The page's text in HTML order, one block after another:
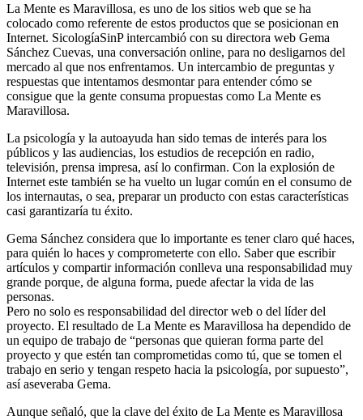
La Mente es Maravillosa, es uno de los sitios web que se ha
colocado como referente de estos productos que se posicionan en
Internet. SicologíaSinP intercambió con su directora web Gema
Sánchez Cuevas, una conversación online, para no desligarnos del
mercado al que nos enfrentamos. Un intercambio de preguntas y
respuestas que intentamos desmontar para entender cómo se
consigue que la gente consuma propuestas como La Mente es
Maravillosa.
La psicología y la autoayuda han sido temas de interés para los
públicos y las audiencias, los estudios de recepción en radio,
televisión, prensa impresa, así lo confirman. Con la explosión de
Internet este también se ha vuelto un lugar común en el consumo de
los internautas, o sea, preparar un producto con estas características
casi garantizaría tu éxito.
Gema Sánchez considera que lo importante es tener claro qué haces,
para quién lo haces y comprometerte con ello. Saber que escribir
artículos y compartir información conlleva una responsabilidad muy
grande porque, de alguna forma, puede afectar la vida de las
personas.
Pero no solo es responsabilidad del director web o del líder del
proyecto. El resultado de La Mente es Maravillosa ha dependido de
un equipo de trabajo de “personas que quieran forma parte del
proyecto y que estén tan comprometidas como tú, que se tomen el
trabajo en serio y tengan respeto hacia la psicología, por supuesto”,
así aseveraba Gema.
Aunque señaló, que la clave del éxito de La Mente es Maravillosa